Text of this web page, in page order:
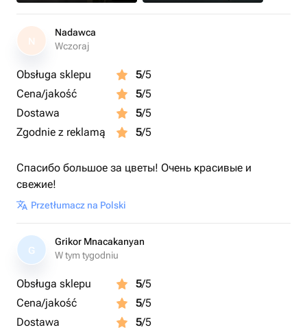
N
Nadawca
Wczoraj
Obsługa sklepu 5/5
Cena/jakość
5/5
Dostawa
5/5
Zgodnie z reklamą
5/5
Спасибо большое за цветы! Очень красивые и
свежие!
Przetłumacz na Polski
G
Grikor Mnacakanyan
W tym tygodniu
Obsługa sklepu 5/5
Cena/jakość
5/5
Dostawa
5/5